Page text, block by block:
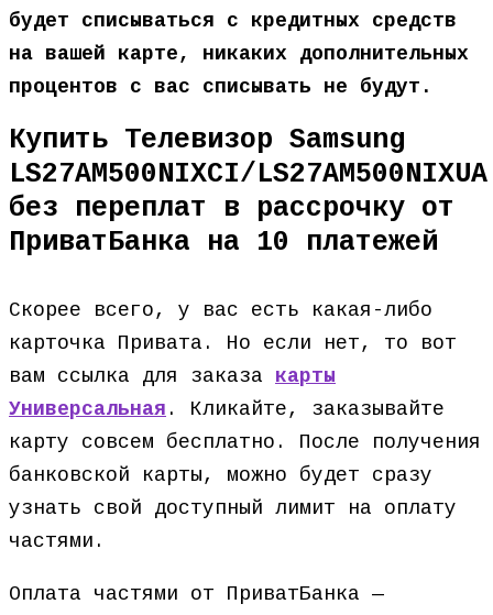
будет списываться с кредитных средств
на вашей карте, никаких дополнительных
процентов с вас списывать не будут.
Купить Телевизор Samsung
LS27AM500NIXCI/LS27AM500NIXUA
без переплат в рассрочку от
ПриватБанка на 10 платежей
Скорее всего, у вас есть какая-либо
карточка Привата. Но если нет, то вот
вам ссылка для заказа карты
Универсальная . Кликайте, заказывайте
карту совсем бесплатно. После получения
банковской карты, можно будет сразу
узнать свой доступный лимит на оплату
частями.
Оплата частями от ПриватБанка —